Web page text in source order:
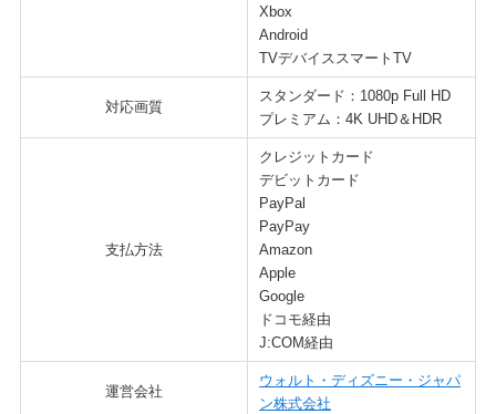
Xbox
Android
TVデバイススマートTV
対応画質
スタンダード：1080p Full HD
プレミアム：4K UHD＆HDR
支払方法
クレジットカード
デビットカード
PayPal
PayPay
Amazon
Apple
Google
ドコモ経由
J:COM経由
運営会社
ウォルト・ディズニー・ジャパ
ン株式会社